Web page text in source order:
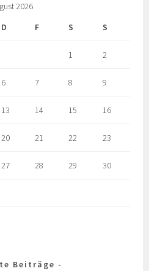
2026
D F S S
1 2
6 7 8 9
13 14 15 16
20 21 22 23
27 28 29 30
Beiträge